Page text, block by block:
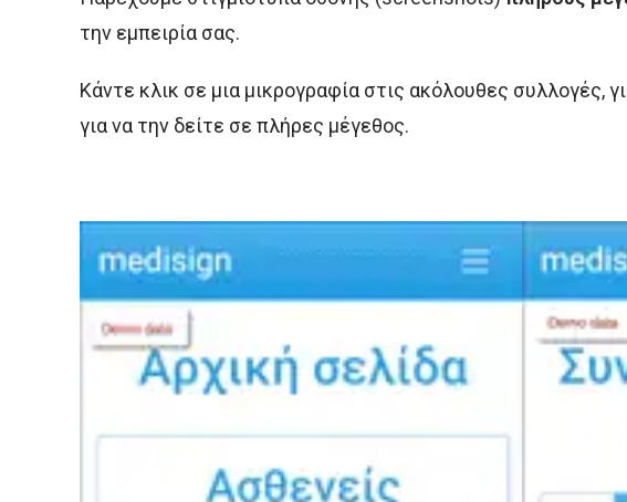
την εμπειρία σας.
Κάντε κλικ σε μια μικρογραφία στις ακόλουθες συλλογές,
για να την δείτε σε πλήρες μέγεθος.